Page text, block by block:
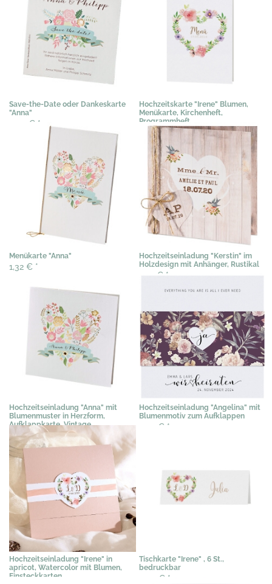
Save-the-Date oder Dankeskarte
"Anna"
0,44 € *
Hochzeitskarte "Irene" Blumen,
Menükarte, Kirchenheft,
Programmheft
1,28 €
Menükarte "Anna"
1,32 € *
Hochzeitseinladung "Kerstin" im
Holzdesign mit Anhänger, Rustikal
1,53 € *
Hochzeitseinladung "Anna" mit
Blumenmuster in Herzform,
Aufklappkarte, Vintage
2,04 €*
Hochzeitseinladung "Angelina" mit
Blumenmotiv zum Aufklappen
2,09 € *
Hochzeitseinladung "Irene" in
apricot, Watercolor mit Blumen,
Einsteckkarten
Tischkarte "Irene" , 6 St.,
bedruckbar
3,03 € *